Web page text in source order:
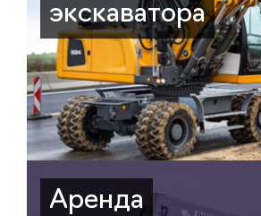
экскаватора
Аренда